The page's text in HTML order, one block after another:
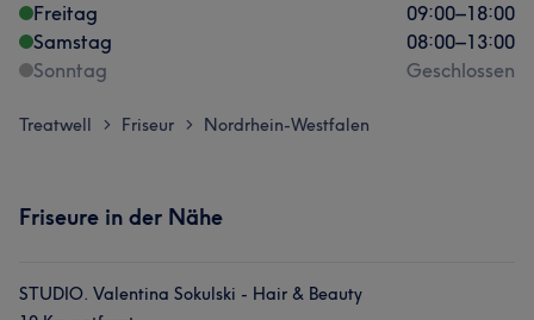
Freitag
09:00–18:00
Samstag
08:00–13:00
Sonntag
Geschlossen
Treatwell > Friseur > Nordrhein-Westfalen
Friseure in der Nähe
STUDIO. Valentina Sokulski - Hair & Beauty